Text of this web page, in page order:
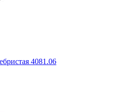
4081.06